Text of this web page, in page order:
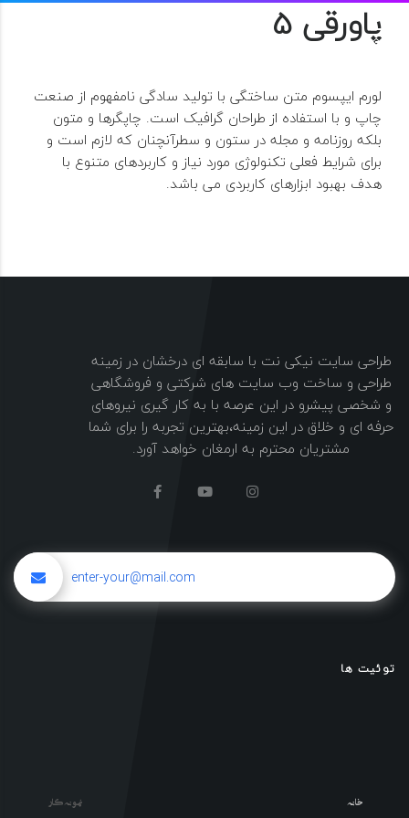
پاورقی 5
لورم ایپسوم متن ساختگی با تولید سادگی نامفهوم از صنعت
چاپ و با استفاده از طراحان گرافیک است. چاپگرها و متون
بلکه روزنامه و مجله در ستون و سطرآنچنان که لازم است و
برای شرایط فعلی تکنولوژی مورد نیاز و کاربردهای متنوع با
هدف بهبود ابزارهای کاربردی می باشد.
طراحی سایت نیکی نت با سابقه ای درخشان در زمینه
طراحی و ساخت وب سایت های شرکتی و فروشگاهی
و شخصی پیشرو در این عرصه با به کار گیری نیروهای
حرفه ای و خلاق در این زمینه،بهترین تجربه را برای شما
مشتریان محترم به ارمغان خواهد آورد.
توئیت ها
خانه
نمونه کار